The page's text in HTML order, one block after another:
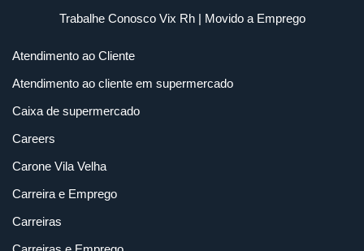
Trabalhe Conosco Vix Rh| Movido a Emprego
Atendimento ao Cliente
Atendimento ao cliente em supermercado
Caixa de supermercado
Careers
Carone Vila Velha
Carreira e Emprego
Carreiras